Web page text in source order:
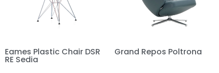
Eames Plastic Chair DSR
RE Sedia
Grand Repos Poltrona